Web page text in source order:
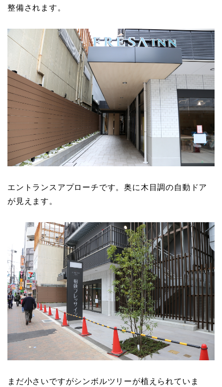
整備されます。
エントランスアプローチです。奥に木目調の自動ドア
が見えます。
まだ小さいですがシンボルツリーが植えられていま